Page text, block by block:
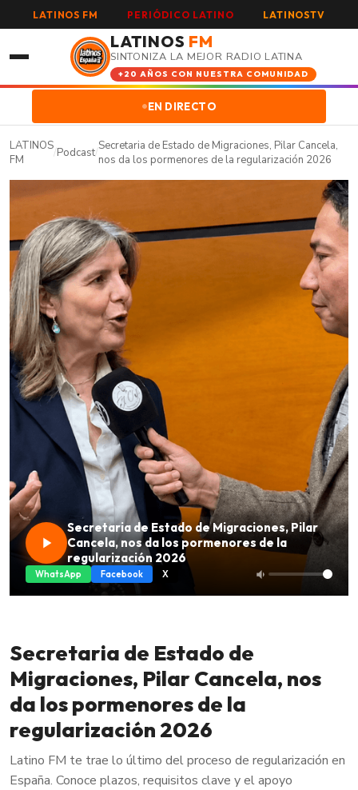
LATINOS FM PERIÓDICO LATINO LATINOSTV
LATINOS FM
SINTONIZA LA MEJOR RADIO LATINA
+20 AÑOS CON NUESTRA COMUNIDAD
EN DIRECTO
LATINOS
FM
/Podcast/Secretaria de Estado de Migraciones, Pilar Cancela,
nos da los pormenores de la regularización 2026
Secretaria de Estado de Migraciones, Pilar
Cancela, nos da los pormenores de la
regularización 2026
WhatsApp Facebook X
Secretaria de Estado de
Migraciones, Pilar Cancela, nos
da los pormenores de la
regularización 2026
Latino FM te trae lo último del proceso de regularización en
España. Conoce plazos, requisitos clave y el apoyo